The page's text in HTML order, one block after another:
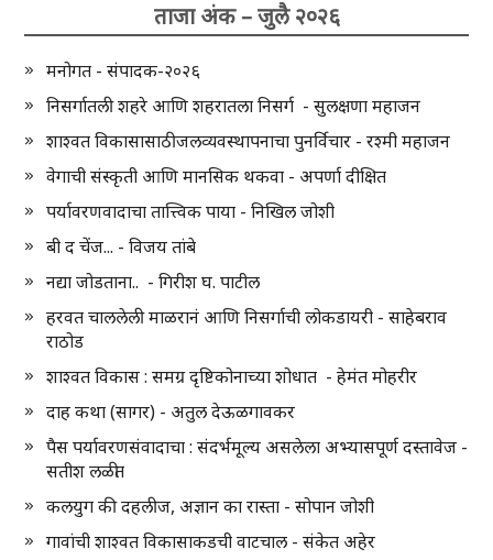
ताजा अंक – जुलै २०२६
मनोगत - संपादक-२०२६
निसर्गातली शहरे आणि शहरातला निसर्ग - सुलक्षणा महाजन
शाश्वत विकासासाठी जलव्यवस्थापनाचा पुनर्विचार - रश्मी महाजन
वेगाची संस्कृती आणि मानसिक थकवा - अपर्णा दीक्षित
पर्यावरणवादाचा तात्त्विक पाया - निखिल जोशी
बी द चेंज... - विजय तांबे
नद्या जोडताना.. - गिरीश घ. पाटील
हरवत चाललेली माळरानं आणि निसर्गाची लोकडायरी - साहेबराव
राठोड
शाश्वत विकास : समग्र दृष्टिकोनाच्या शोधात - हेमंत मोहरीर
दाह कथा (सागर) - अतुल देऊळगावकर
पैस पर्यावरणसंवादाचा : संदर्भमूल्य असलेला अभ्यासपूर्ण दस्तावेज -
सतीश लळीत
कलयुग की दहलीज, अज्ञान का रास्ता - सोपान जोशी
गावांची शाश्वत विकासाकडची वाटचाल - संकेत अहेर